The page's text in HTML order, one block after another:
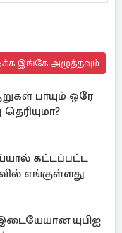
இங்கே அழுத்தவும்
பாயும் ஒரே
கட்டப்பட்ட
எங்குள்ளது
யுபிஐ